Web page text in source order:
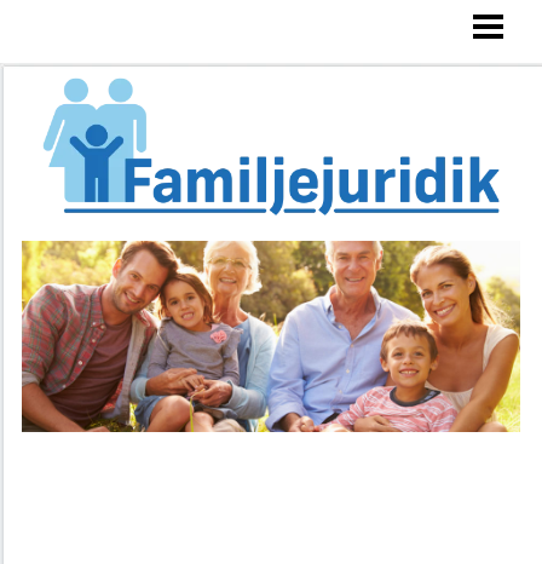
ARVSRÄTT
SKILSMÄSSA
VÅRDNADSTVIST